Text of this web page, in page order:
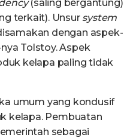
(saling bergantung)
terkait). Unsur system
dengan aspek-
Tolstoy. Aspek
kelapa paling tidak
umum yang kondusif
kelapa. Pembuatan
sebagai